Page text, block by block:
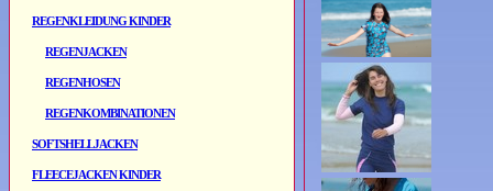
REGENKLEIDUNG KINDER
REGENJACKEN
REGENHOSEN
REGENKOMBINATIONEN
SOFTSHELLJACKEN
FLEECEJACKEN KINDER